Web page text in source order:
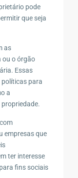
pode
que seja
as
ou o órgão
Essas
para
a
empresas que
ter interesse
fins sociais